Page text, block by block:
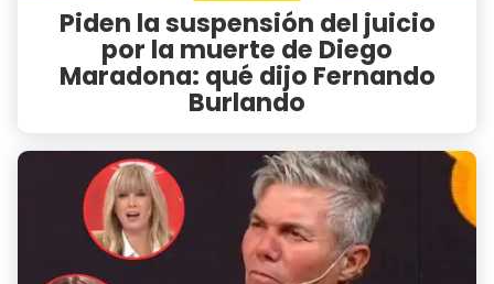
Piden la suspensión del juicio
por la muerte de Diego
Maradona: qué dijo Fernando
Burlando